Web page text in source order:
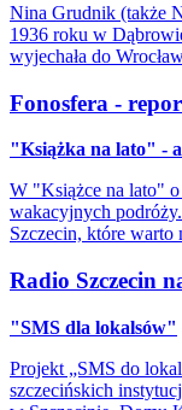
Nina Grudnik (także
1936 roku w
wyjechała do
Fonosfera -
"Książka na lato" -
W "Książce na lato" o
wakacyjnych
Szczecin, które
Radio Szczecin
"SMS dla lokalsów"
Projekt „SMS do
szczecińskich